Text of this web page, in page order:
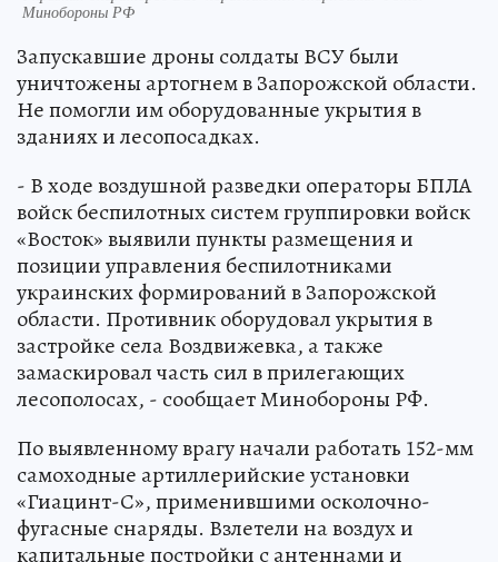
Минобороны РФ
Запускавшие дроны солдаты ВСУ были
уничтожены артогнем в Запорожской области.
Не помогли им оборудованные укрытия в
зданиях и лесопосадках.
- В ходе воздушной разведки операторы БПЛА
войск беспилотных систем группировки войск
«Восток» выявили пункты размещения и
позиции управления беспилотниками
украинских формирований в Запорожской
области. Противник оборудовал укрытия в
застройке села Воздвижевка, а также
замаскировал часть сил в прилегающих
лесополосах, - сообщает Минобороны РФ.
По выявленному врагу начали работать 152-мм
самоходные артиллерийские установки
«Гиацинт-С», применившими осколочно-
фугасные снаряды. Взлетели на воздух и
капитальные постройки с антеннами и